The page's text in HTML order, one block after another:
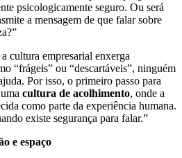
psicologicamente seguro. Ou será
a mensagem de que falar sobre
cultura empresarial enxerga
“frágeis” ou “descartáveis”, ninguém
Por isso, o primeiro passo para
cultura de acolhimento, onde a
como parte da experiência humana.
existe segurança para falar.”
e espaço